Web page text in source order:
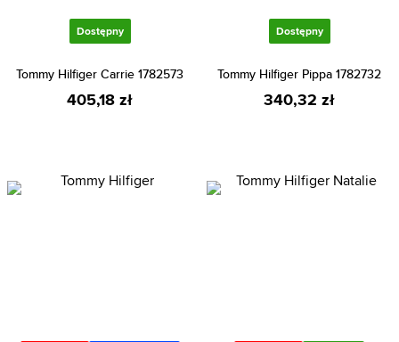
Dostępny
Tommy Hilfiger Carrie 1782573
405,18 zł
Dostępny
Tommy Hilfiger Pippa 1782732
340,32 zł